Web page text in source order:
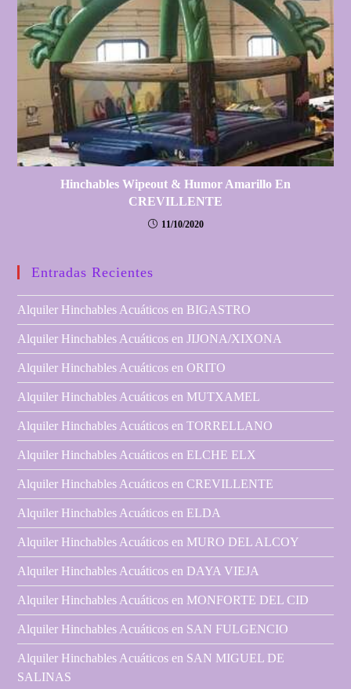
Hinchables Wipeout & Humor Amarillo En
CREVILLENTE
11/10/2020
Entradas Recientes
Alquiler Hinchables Acuáticos en BIGASTRO
Alquiler Hinchables Acuáticos en JIJONA/XIXONA
Alquiler Hinchables Acuáticos en ORITO
Alquiler Hinchables Acuáticos en MUTXAMEL
Alquiler Hinchables Acuáticos en TORRELLANO
Alquiler Hinchables Acuáticos en ELCHE ELX
Alquiler Hinchables Acuáticos en CREVILLENTE
Alquiler Hinchables Acuáticos en ELDA
Alquiler Hinchables Acuáticos en MURO DEL ALCOY
Alquiler Hinchables Acuáticos en DAYA VIEJA
Alquiler Hinchables Acuáticos en MONFORTE DEL CID
Alquiler Hinchables Acuáticos en SAN FULGENCIO
Alquiler Hinchables Acuáticos en SAN MIGUEL DE
SALINAS